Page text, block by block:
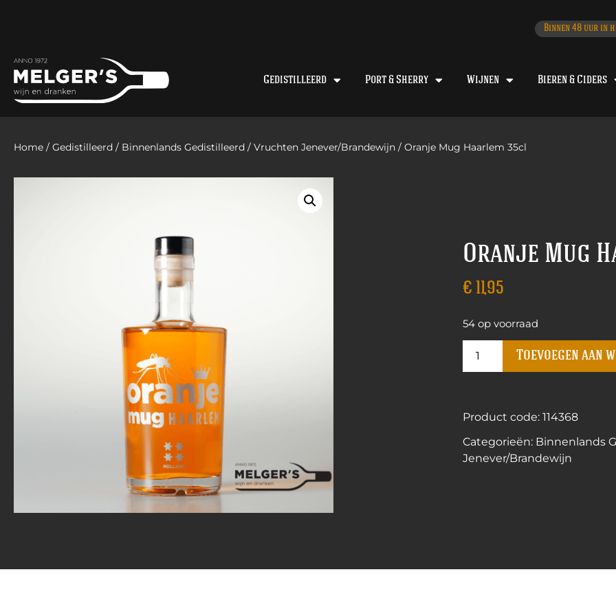
Binnen 48 uur in
Gedistilleerd Port & Sherry Wijnen Bieren & Ciders
Home / Gedistilleerd / Binnenlands Gedistilleerd / Vruchten Jenever/Brandewijn / Oranje Mug Haarlem 35cl
Oranje Mug
€ 11,95
54 op voorraad
Toevoegen aan
Product code: 114368
Categorieën: Binnenlands
Jenever/Brandewijn